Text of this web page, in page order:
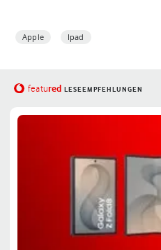
Apple Ipad
featured LESEEMPFEHLUNGEN